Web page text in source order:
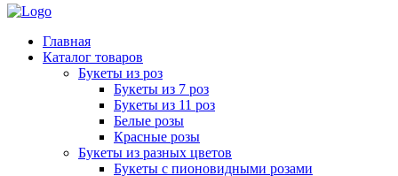
Главная
Каталог товаров
Букеты из роз
Букеты из 7 роз
Букеты из 11 роз
Белые розы
Красные розы
Букеты из разных цветов
Букеты с пионовидными розами